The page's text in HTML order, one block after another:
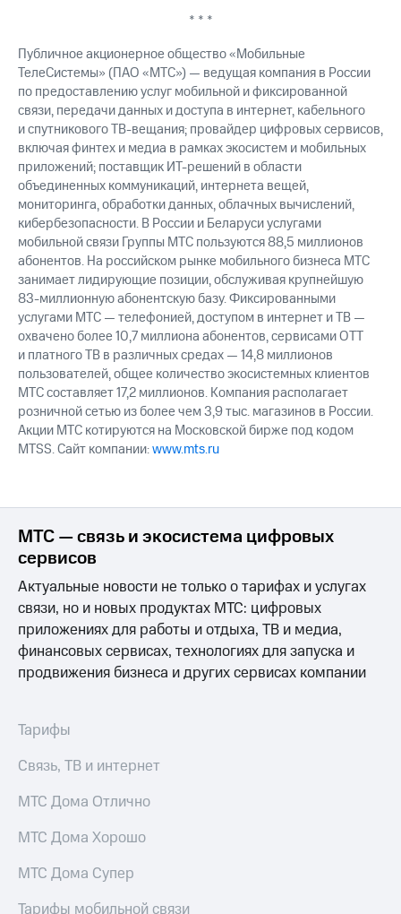
Программа
приобретения
Порядок
выкупа
акций
Дивиденды
Рынок
облигаций
Описание
Еврооблигации-2023
Уведомление
о
погашении
именных
облигаций
Другое
Регистратор
Реквизиты
Контакты
развитие
деловая этика
На главную
* * *
Публичное акционерное общество «Мобильные
ТелеСистемы» (ПАО «МТС») — ведущая компания в России
по предоставлению услуг мобильной и фиксированной
связи, передачи данных и доступа в интернет, кабельного
и спутникового ТВ-вещания; провайдер цифровых сервисов,
включая финтех и медиа в рамках экосистем и мобильных
приложений; поставщик ИТ-решений в области
объединенных коммуникаций, интернета вещей,
мониторинга, обработки данных, облачных вычислений,
кибербезопасности. В России и Беларуси услугами
мобильной связи Группы МТС пользуются 88,5 миллионов
абонентов. На российском рынке мобильного бизнеса МТС
занимает лидирующие позиции, обслуживая крупнейшую
83-миллионную абонентскую базу. Фиксированными
услугами МТС — телефонией, доступом в интернет и ТВ —
охвачено более 10,7 миллиона абонентов, сервисами OTT
и платного ТВ в различных средах — 14,8 миллионов
пользователей, общее количество экосистемных клиентов
МТС составляет 17,2 миллионов. Компания располагает
розничной сетью из более чем 3,9 тыс. магазинов в России.
Акции МТС котируются на Московской бирже под кодом
MTSS. Сайт компании:www.mts.ru
МТС — связь и экосистема цифровых
сервисов
Актуальные новости не только о тарифах и услугах
связи, но и новых продуктах МТС: цифровых
приложениях для работы и отдыха, ТВ и медиа,
финансовых сервисах, технологиях для запуска и
продвижения бизнеса и других сервисах компании
Тарифы
Связь, ТВ и интернет
МТС Дома Отлично
МТС Дома Хорошо
МТС Дома Супер